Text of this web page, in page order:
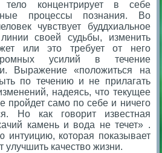
тело концентрирует в себе
процессы познания. Во
чувствует буддхиальное
своей судьбы, изменить
или это требует от него
усилий в течение
Выражение «положиться на
по течению и не прилагать
надеясь, что текущее
пройдет само по себе и ничего
Но как говорит известная
камень и вода не течет» .
интуицию, которая показывает
улучшить качество жизни.